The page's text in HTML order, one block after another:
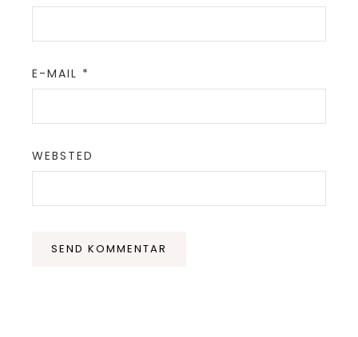
E-MAIL *
WEBSTED